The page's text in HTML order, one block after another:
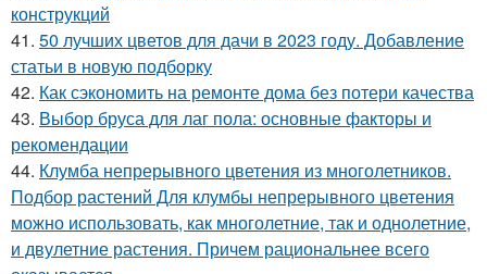
конструкций
41. 50 лучших цветов для дачи в 2023 году. Добавление
статьи в новую подборку
42. Как сэкономить на ремонте дома без потери качества
43. Выбор бруса для лаг пола: основные факторы и
рекомендации
44. Клумба непрерывного цветения из многолетников.
Подбор растений Для клумбы непрерывного цветения
можно использовать, как многолетние, так и однолетние,
и двулетние растения. Причем рациональнее всего